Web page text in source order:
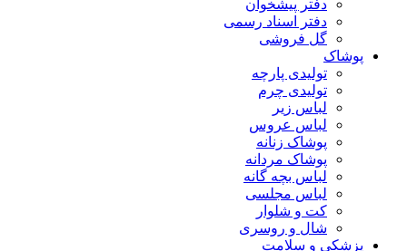
دفتر پیشخوان
دفتر اسناد رسمی
گل فروشی
پوشاک
تولیدی پارچه
تولیدی چرم
لباس زیر
لباس عروس
پوشاک زنانه
پوشاک مردانه
لباس بچه گانه
لباس مجلسی
کت و شلوار
شال و روسری
پزشکی و سلامت